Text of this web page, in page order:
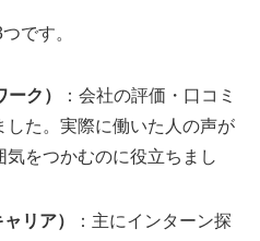
です。
ク）
：会社の評価・口コミ
した。実際に働いた人の声が
をつかむのに役立ちまし
リア）
：主にインターン探